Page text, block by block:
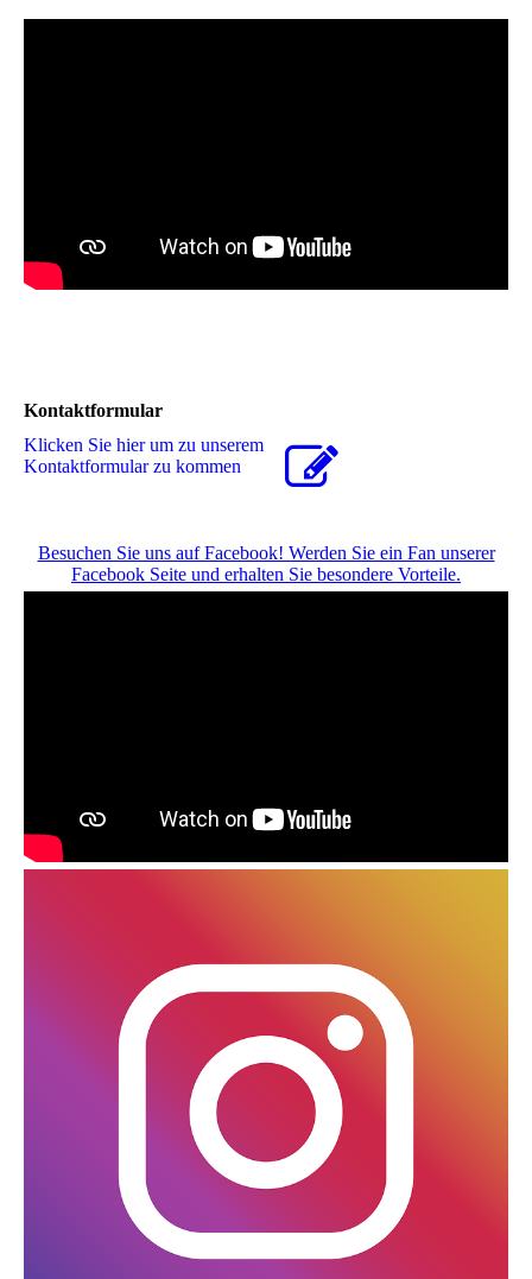
Kontaktformular
Klicken Sie hier um zu unserem
Kon­takt­for­mu­lar zu kommen
Besuchen Sie uns auf Facebook! Werden Sie ein Fan unserer
Facebook Seite und erhalten Sie besondere Vorteile.